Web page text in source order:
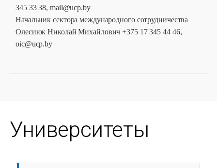
345 33 38, mail@ucp.by
Начальник сектора международного сотрудничества
Олесиюк Николай Михайлович +375 17 345 44 46,
oic@ucp.by
Университеты